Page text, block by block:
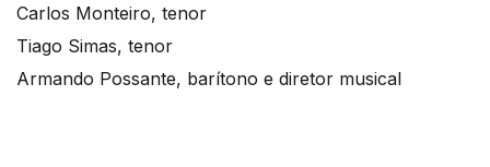
Carlos Monteiro, tenor
Tiago Simas, tenor
Armando Possante, barítono e diretor musical